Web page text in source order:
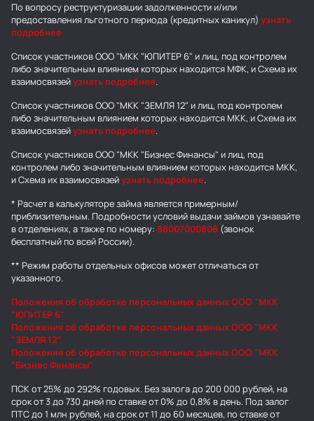
По вопросу реструктуризации задолженности и/или
предоставления льготного периода (кредитных каникул) узнать
подробнее
Список участников ООО "МКК "ЮПИТЕР 6" и лиц, под контролем
либо значительным влиянием которых находится МФК, и Схема их
взаимосвязейузнать подробнее.
Список участников ООО "МКК "ЗЕМЛЯ 12" и лиц, под контролем
либо значительным влиянием которых находится МКК, и Схема их
взаимосвязейузнать подробнее.
Список участников ООО "МКК "Бизнес Финансы" и лиц, под
контролем либо значительным влиянием которых находится МКК,
и Схема их взаимосвязейузнать подробнее.
* Расчет в калькуляторе займа является примерным/
приблизительным. Подробности условий выдачи займов узнавайте
в отделениях, а также по номеру: 88007000808 (звонок
бесплатный по всей России).
** Режим работы отдельных офисов может отличаться от
указанного.
Положения об обработке персональных данных ООО "МКК
"ЮПИТЕР 6"
Положения об обработке персональных данных ООО "МКК
"ЗЕМЛЯ 12"
Положения об обработке персональных данных ООО "МКК
"Бизнес Финансы"
ПСК от 25% до 292% годовых. Без залога до 200 000 рублей, на
срок от 3 до 730 дней по ставке от 0% до 0,8% в день. Под залог
ПТС до 1 млн рублей, на срок от 11 до 60 месяцев, по ставке от